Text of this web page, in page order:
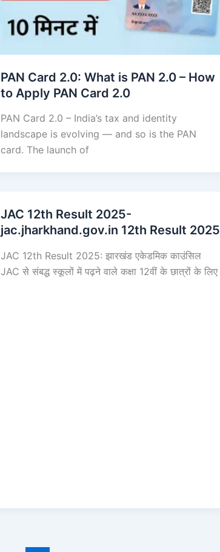
PAN Card 2.0: What is PAN 2.0 – How
to Apply PAN Card 2.0
PAN Card 2.0 – India’s tax and identity
landscape is evolving — and so is the PAN
card. The launch of
JAC 12th Result 2025-
jac.jharkhand.gov.in 12th Result 2025
JAC 12th Result 2025: झारखंड एकेडमिक काउंसिल
JAC से संबद्ध स्कूलों में पढ़ने वाले कक्षा 12वीं के छात्रों के लिए